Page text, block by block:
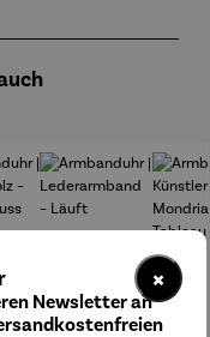
×
Newsletter an